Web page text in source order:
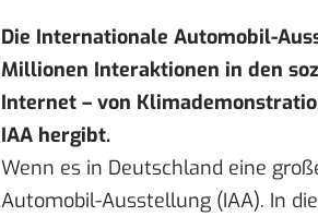
Die Internationale Automobil-
Millionen Interaktionen in den
Internet – von
IAA hergibt.
Wenn es in Deutschland eine
Automobil-Ausstellung (IAA). In